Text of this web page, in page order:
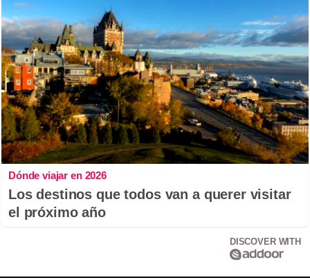
Dónde viajar en 2026
Los destinos que todos van a querer visitar
el próximo año
DISCOVER WITH